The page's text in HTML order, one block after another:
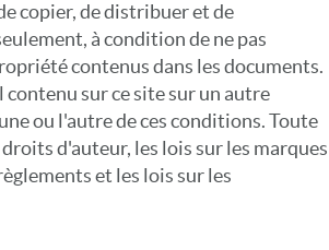
copier, de distribuer et de
à condition de ne pas
contenus dans les documents.
sur ce site sur un autre
ou l'autre de ces conditions. Toute
d'auteur, les lois sur les marques
et les lois sur les